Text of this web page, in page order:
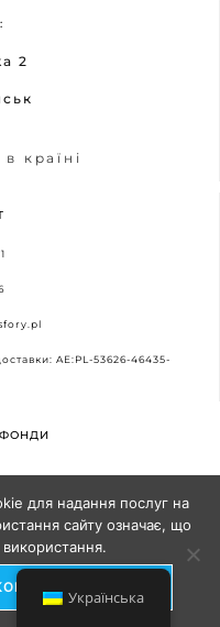
2
країні
AE:PL-53626-46435-
ФОНДИ
SEO-партнерів
Українська
для надання послуг на
сайту означає, що